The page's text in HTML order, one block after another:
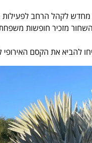
הרחב לפעילות מלאה החל מ- 26.06.2025.
מזכיר חופשות
להביא את הקסם האירופי